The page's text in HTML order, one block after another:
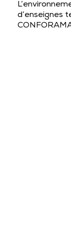
d’enseignes